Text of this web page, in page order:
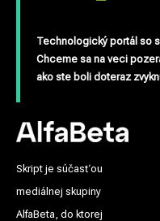
Technologický portál so
Chceme sa na veci
ako ste boli doteraz
Skript je súčasťou
mediálnej skupiny
AlfaBeta, do ktorej